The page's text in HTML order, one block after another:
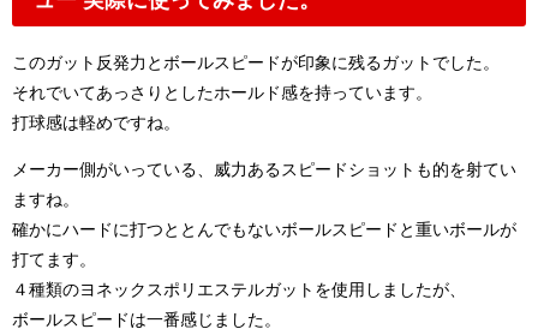
このガット反発力とボールスピードが印象に残るガットでした。
それでいてあっさりとしたホールド感を持っています。
打球感は軽めですね。
メーカー側がいっている、威力あるスピードショットも的を射てい
ますね。
確かにハードに打つととんでもないボールスピードと重いボールが
打てます。
４種類のヨネックスポリエステルガットを使用しましたが、
ボールスピードは一番感じました。